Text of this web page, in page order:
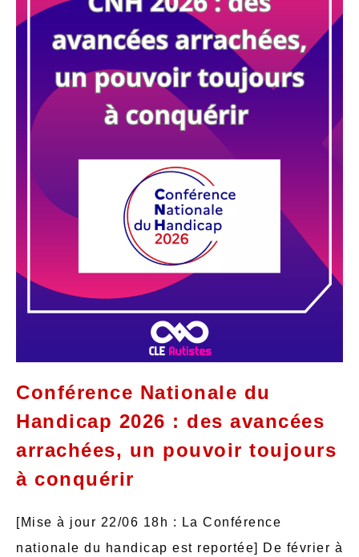
Conférence Nationale du
Handicap 2026 : des avancées
arrachées, un pouvoir toujours
à conquérir
[Mise à jour 22/06 18h : La Conférence
nationale du handicap est reportée] De février à